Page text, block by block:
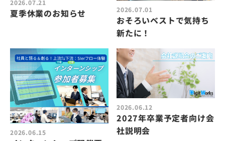
2026.07.21
夏季休業のお知らせ 2026.07.01
おそろいベストで気持ち
新たに！
2026.06.15
2026.06.12
2027年卒業予定者向け会
社説明会